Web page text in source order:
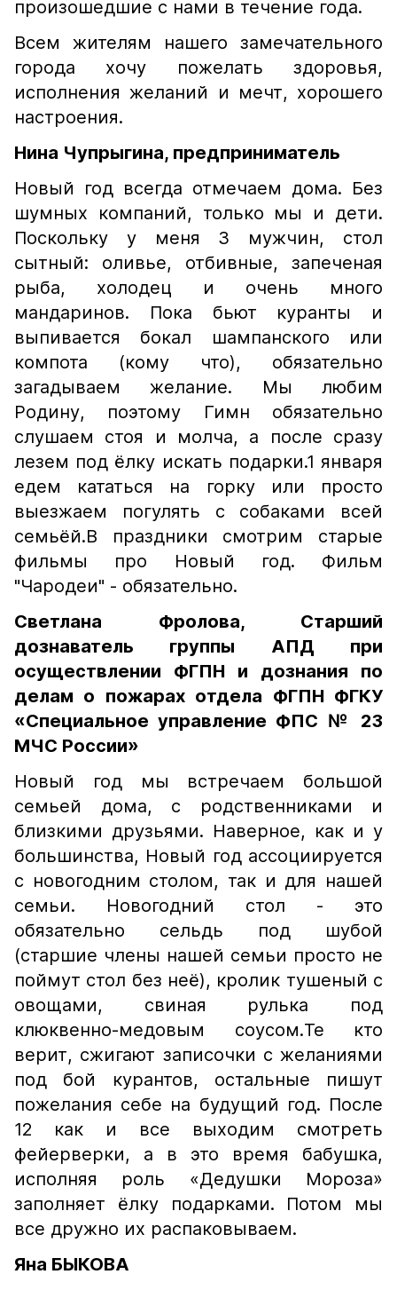
произошедшие с нами в течение года.
Всем жителям нашего замечательного
города хочу пожелать здоровья,
исполнения желаний и мечт, хорошего
настроения.
Нина Чупрыгина, предприниматель
Новый год всегда отмечаем дома. Без
шумных компаний, только мы и дети.
Поскольку у меня 3 мужчин, стол
сытный: оливье, отбивные, запеченая
рыба, холодец и очень много
мандаринов. Пока бьют куранты и
выпивается бокал шампанского или
компота (кому что), обязательно
загадываем желание. Мы любим
Родину, поэтому Гимн обязательно
слушаем стоя и молча, а после сразу
лезем под ёлку искать подарки.1 января
едем кататься на горку или просто
выезжаем погулять с собаками всей
семьёй.В праздники смотрим старые
фильмы про Новый год. Фильм
"Чародеи" - обязательно.
Светлана Фролова, Старший
дознаватель группы АПД при
осуществлении ФГПН и дознания по
делам о пожарах отдела ФГПН ФГКУ
«Специальное управление ФПС № 23
МЧС России»
Новый год мы встречаем большой
семьей дома, с родственниками и
близкими друзьями. Наверное, как и у
большинства, Новый год ассоциируется
с новогодним столом, так и для нашей
семьи. Новогодний стол - это
обязательно сельдь под шубой
(старшие члены нашей семьи просто не
поймут стол без неё), кролик тушеный с
овощами, свиная рулька под
клюквенно-медовым соусом.Те кто
верит, сжигают записочки с желаниями
под бой курантов, остальные пишут
пожелания себе на будущий год. После
12 как и все выходим смотреть
фейерверки, а в это время бабушка,
исполняя роль «Дедушки Мороза»
заполняет ёлку подарками. Потом мы
все дружно их распаковываем.
Яна БЫКОВА